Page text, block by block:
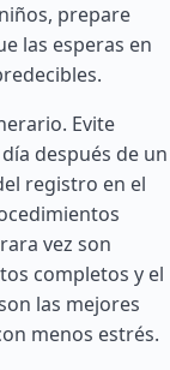
prepare
las esperas en
Evite
después de un
registro en el
vez son
completos y el
las mejores
menos estrés.